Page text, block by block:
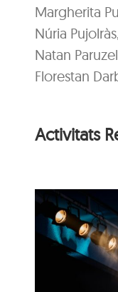
Margherita
Núria
Natan
Florestan
Activitats